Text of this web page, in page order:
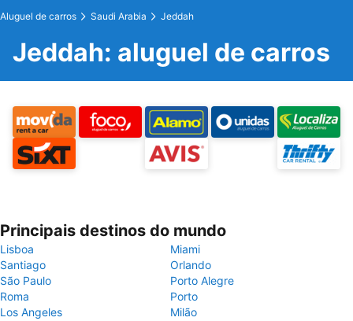
Aluguel de carros Saudi Arabia Jeddah
Jeddah: aluguel de carros
Principais destinos do mundo
Lisboa
Miami
Santiago
Orlando
São Paulo
Porto Alegre
Roma
Porto
Los Angeles
Milão